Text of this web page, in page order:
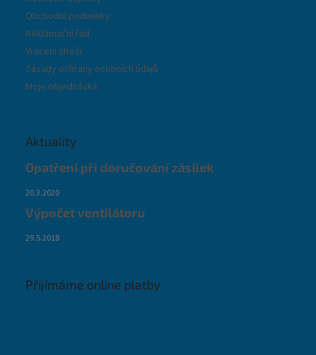
Obchodní podmínky
Reklamační řád
Vrácení zboží
Zásady ochrany osobních údajů
Moje objednávka
Aktuality
Opatření při doručování zásilek
20.3.2020
Výpočet ventilátoru
29.5.2018
Přijímáme online platby